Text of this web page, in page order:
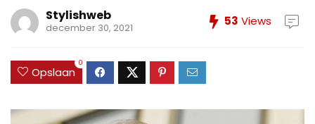
Stylishweb
december 30, 2021 53 Views
Opslaan
0